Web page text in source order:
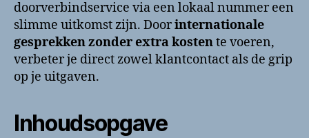
doorverbindservice via een lokaal nummer een
slimme uitkomst zijn. Doorinternationale
gesprekken zonder extra kostente voeren,
verbeter je direct zowel klantcontact als de grip
op je uitgaven.
Inhoudsopgave